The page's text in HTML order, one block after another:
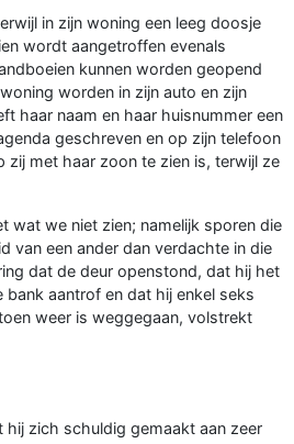
in zijn woning een leeg doosje
wordt aangetroffen evenals
kunnen worden geopend
worden in zijn auto en zijn
haar naam en haar huisnummer een
geschreven en op zijn telefoon
zij met haar zoon te zien is, terwijl ze
wat we niet zien; namelijk sporen die
van een ander dan verdachte in die
dat de deur openstond, dat hij het
aantrof en dat hij enkel seks
weer is weggegaan, volstrekt
hij zich schuldig gemaakt aan zeer